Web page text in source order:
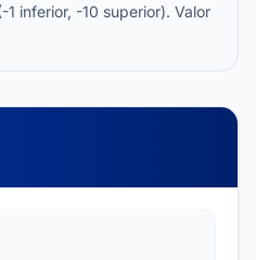
inferior, -10 superior). Valor